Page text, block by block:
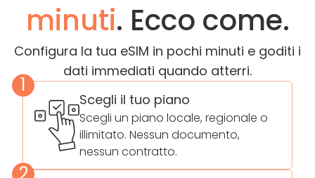
minuti. Ecco come.
Configura la tua eSIM in pochi minuti e goditi i
dati immediati quando atterri.
1
Scegli il tuo piano
Scegli un piano locale, regionale o
illimitato. Nessun documento,
nessun contratto.